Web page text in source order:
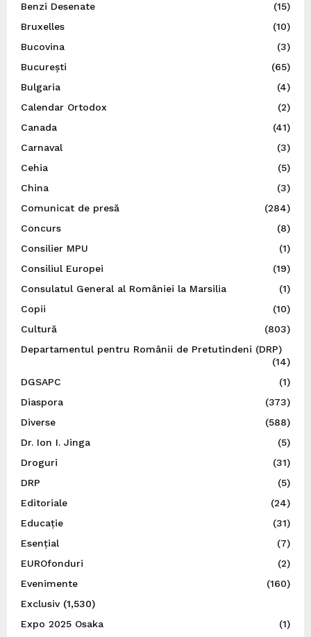
Benzi Desenate
(15)
Bruxelles
(10)
Bucovina
(3)
București
(65)
Bulgaria
(4)
Calendar Ortodox
(2)
Canada
(41)
Carnaval
(3)
Cehia
(5)
China
(3)
Comunicat de presă
(284)
Concurs
(8)
Consilier MPU
(1)
Consiliul Europei
(19)
Consulatul General al României la Marsilia
(1)
Copii
(10)
Cultură
(803)
Departamentul pentru Românii de Pretutindeni (DRP)
(14)
DGSAPC
(1)
Diaspora
(373)
Diverse
(588)
Dr. Ion I. Jinga
(5)
Droguri
(31)
DRP
(5)
Editoriale
(24)
Educație
(31)
Esențial
(7)
EUROfonduri
(2)
Evenimente
(160)
Exclusiv(1,530)
Expo 2025 Osaka
(1)